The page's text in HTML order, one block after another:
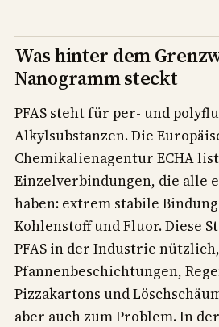
Was hinter dem
Nanogramm steckt
PFAS steht für per- und
Alkylsubstanzen. Die
Chemikalienagentur ECHA
Einzelverbindungen, die alle
haben: extrem stabile
Kohlenstoff und Fluor. Diese
PFAS in der Industrie
Pfannenbeschichtungen,
Pizzakartons und
aber auch zum Problem. In